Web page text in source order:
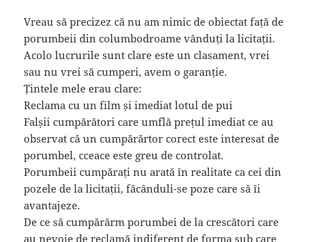
Vreau să precizez că nu am nimic de obiectat față de
porumbeii din columbodroame vânduți la licitații.
Acolo lucrurile sunt clare este un clasament, vrei
sau nu vrei să cumperi, avem o garanție.
Țintele mele erau clare:
Reclama cu un film și imediat lotul de pui
Falșii cumpărători care umflă prețul imediat ce au
observat că un cumpărărtor corect este interesat de
porumbel, cceace este greu de controlat.
Porumbeii cumpărați nu arată în realitate ca cei din
pozele de la licitații, făcânduli-se poze care să îi
avantajeze.
De ce să cumpărărm porumbei de la crescători care
au nevoie de reclamă indiferent de forma sub care